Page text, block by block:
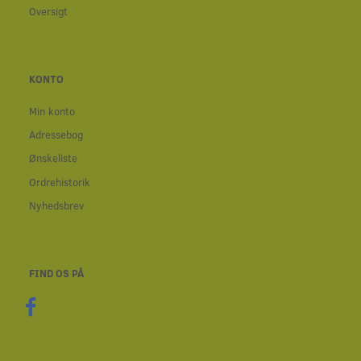
Oversigt
KONTO
Min konto
Adressebog
Ønskeliste
Ordrehistorik
Nyhedsbrev
FIND OS PÅ